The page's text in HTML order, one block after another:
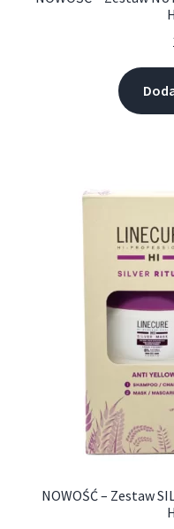
NOWOŚĆ – Zestaw